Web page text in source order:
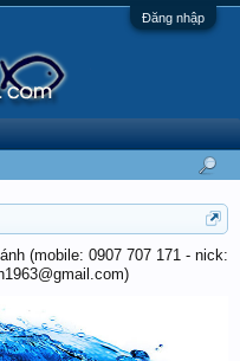
Đăng nhập
(mobile: 0907 707 171 - nick: